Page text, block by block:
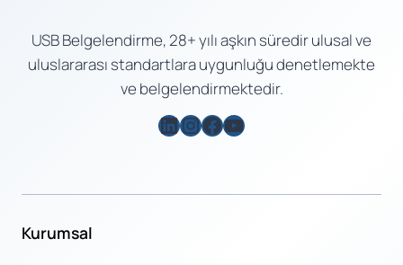
USB Belgelendirme, 28+ yılı aşkın süredir ulusal ve
uluslararası standartlara uygunluğu denetlemekte
ve belgelendirmektedir.
LinkedIn
Instagram
Facebook
YouTube
Kurumsal